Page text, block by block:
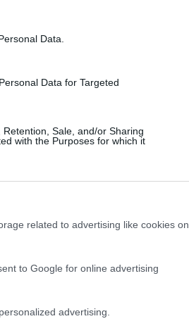
Data.
Data for Targeted
Sale, and/or Sharing
with the Purposes for which it
related to advertising like cookies on
to Google for online advertising
advertising.